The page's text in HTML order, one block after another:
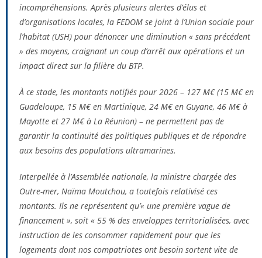
incompréhensions. Après plusieurs alertes d’élus et
d’organisations locales, la FEDOM se joint à l’Union sociale pour
l’habitat (USH) pour dénoncer une diminution « sans précédent
» des moyens, craignant un coup d’arrêt aux opérations et un
impact direct sur la filière du BTP.
À ce stade, les montants notifiés pour 2026 – 127 M€ (15 M€ en
Guadeloupe, 15 M€ en Martinique, 24 M€ en Guyane, 46 M€ à
Mayotte et 27 M€ à La Réunion) – ne permettent pas de
garantir la continuité des politiques publiques et de répondre
aux besoins des populations ultramarines.
Interpellée à l’Assemblée nationale, la ministre chargée des
Outre-mer, Naïma Moutchou, a toutefois relativisé ces
montants. Ils ne représentent qu’« une première vague de
financement », soit « 55 % des enveloppes territorialisées, avec
instruction de les consommer rapidement pour que les
logements dont nos compatriotes ont besoin sortent vite de